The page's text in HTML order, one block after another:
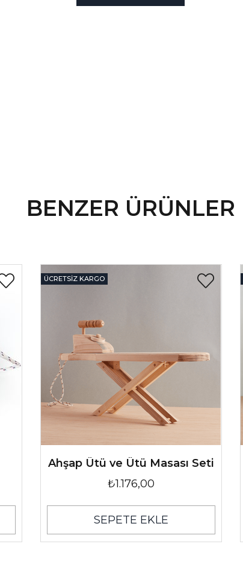
BENZER ÜRÜNLER
Ahşap Ütü ve Ütü Masası Seti
₺1.176,00
SEPETE EKLE
ÜCRETSIZ KARGO